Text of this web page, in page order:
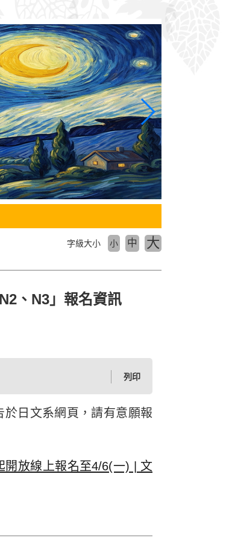
字級大小 小 中 大
、N3」報名資訊
列印
日文系網頁，請有意願報
開放線上報名至4/6(一) | 文